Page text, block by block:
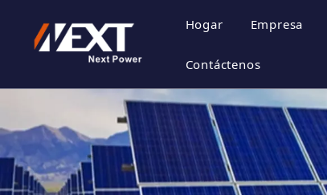
Hogar Empresa
Cultura
Estilo
Contáctenos